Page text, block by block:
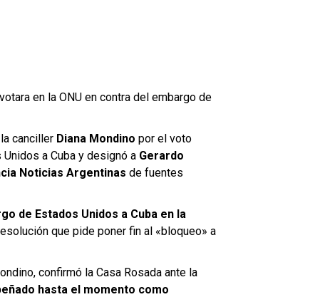
en la ONU en contra del embargo de
canciller Diana Mondino por el voto
a Cuba y designó a Gerardo
Noticias Argentinas de fuentes
de Estados Unidos a Cuba en la
que pide poner fin al «bloqueo» a
confirmó la Casa Rosada ante la
hasta el momento como